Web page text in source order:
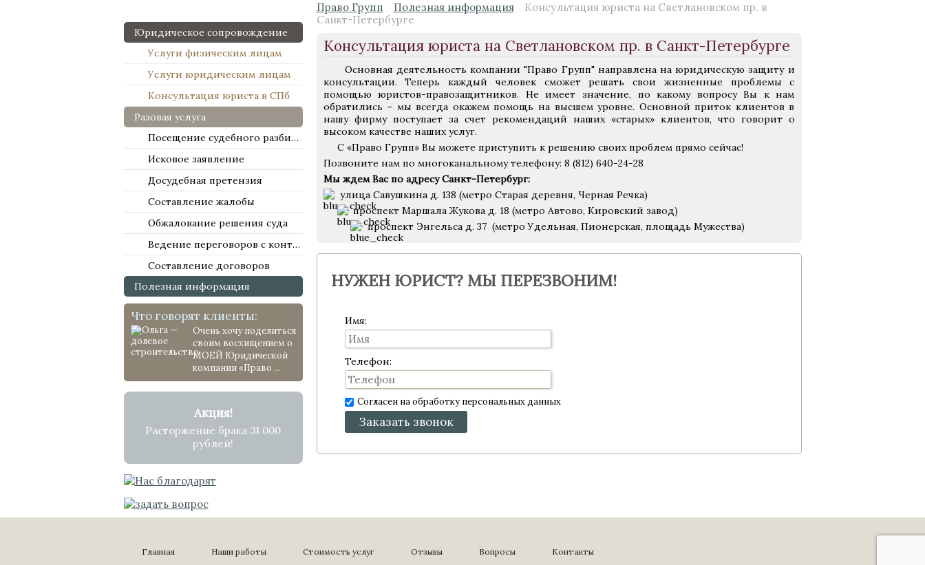
Юридическое сопровождение
Услуги физическим лицам
Услуги юридическим лицам
Консультация юриста в СПб
Разовая услуга
Посещение судебного разбирательства
Исковое заявление
Досудебная претензия
Составление жалобы
Обжалование решения суда
Ведение переговоров с контрагентами
Составление договоров
Полезная информация
Что говорят клиенты:
Очень хочу поделиться
своим восхищением о
МОЕЙ Юридической
компании «Право ...
Акция!
Расторжение брака 31 000
рублей!
Право Групп Полезная информация
Консультация юриста на Светлановском пр. в
Санкт-Петербурге
Консультация юриста на Светлановском пр. в Санкт-Петербурге
Основная деятельность компании "Право Групп" направлена на юридическую защиту и
консультации. Теперь каждый человек сможет решать свои жизненные проблемы с
помощью юристов-правозащитников. Не имеет значение, по какому вопросу Вы к нам
обратились – мы всегда окажем помощь на высшем уровне. Основной приток клиентов в
нашу фирму поступает за счет рекомендаций наших «старых» клиентов, что говорит о
высоком качестве наших услуг.
С «Право Групп» Вы можете приступить к решению своих проблем прямо сейчас!
Позвоните нам по многоканальному телефону: 8 (812) 640-24-28
Мы ждем Вас по адресу Санкт-Петербург:
улица Савушкина д. 138 (метро Старая деревня, Черная Речка)
проспект Маршала Жукова д. 18 (метро Автово, Кировский завод)
проспект Энгельса д. 37 (метро Удельная, Пионерская, площадь Мужества)
НУЖЕН ЮРИСТ? МЫ ПЕРЕЗВОНИМ!
Имя:
Телефон:
Согласен на обработку персональных данных
Заказать звонок
Главная Наши работы Стоимость услуг Отзывы Вопросы Контакты